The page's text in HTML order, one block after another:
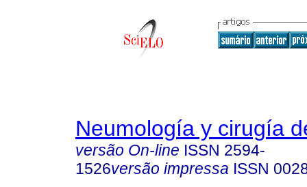
Neumología y cirugía
versão On-line ISSN 2594-
1526versão impressa ISSN